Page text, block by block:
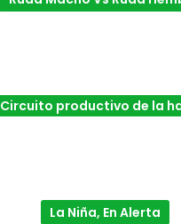
Circuito productivo de la
La Niña, En Alerta